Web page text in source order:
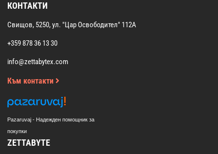
КОНТАКТИ
Свищов, 5250, ул. "Цар Освободител" 112А
+359 878 36 13 30
info@zettabytex.com
Към контакти
Pazaruvaj - Надежден помощник за
покупки
ZETTABYTE